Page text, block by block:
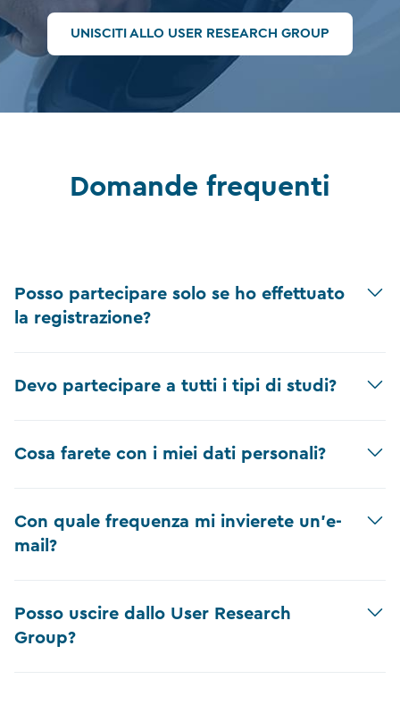
UNISCITI ALLO USER RESEARCH GROUP
Domande frequenti
Posso partecipare solo se ho effettuato
la registrazione?
Devo partecipare a tutti i tipi di studi?
Cosa farete con i miei dati personali?
Con quale frequenza mi invierete un'e-
mail?
Posso uscire dallo User Research
Group?